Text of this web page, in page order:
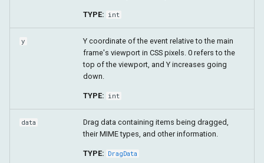
TYPE: int
y
Y coordinate of the event relative to the main
frame's viewport in CSS pixels. 0 refers to the
top of the viewport, and Y increases going
down.
TYPE: int
data
Drag data containing items being dragged,
their MIME types, and other information.
TYPE: DragData